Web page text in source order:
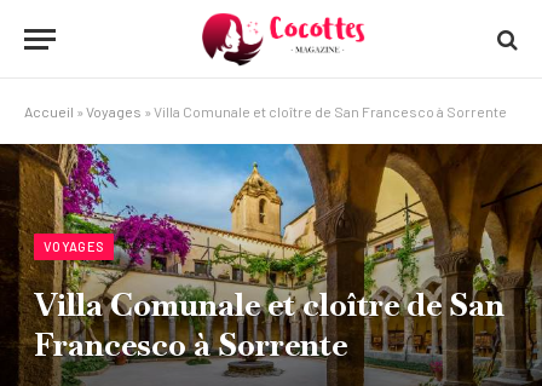
Accueil » Voyages » Villa Comunale et cloître de San Francesco à Sorrente
VOYAGES
Villa Comunale et cloître de San
Francesco à Sorrente